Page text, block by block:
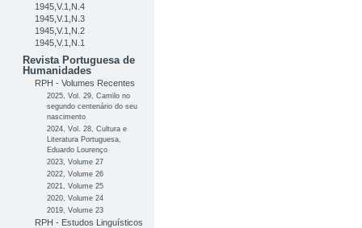
1945,V.1,N.4
1945,V.1,N.3
1945,V.1,N.2
1945,V.1,N.1
Revista Portuguesa de
Humanidades
RPH - Volumes Recentes
2025, Vol. 29, Camilo no
segundo centenário do seu
nascimento
2024, Vol. 28, Cultura e
Literatura Portuguesa,
Eduardo Lourenço
2023, Volume 27
2022, Volume 26
2021, Volume 25
2020, Volume 24
2019, Volume 23
RPH - Estudos Linguísticos